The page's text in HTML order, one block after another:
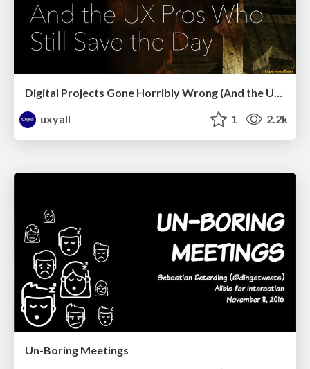
uxyall
1 2.2k
Un-Boring Meetings